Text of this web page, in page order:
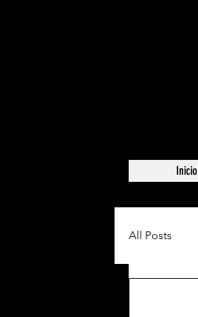
Inicio
All Posts